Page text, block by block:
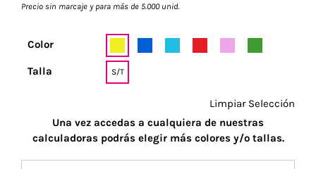
Precio sin marcaje y para más de 5.000 unid.
Color
Talla S/T
Limpiar Selección
Una vez accedas a cualquiera de nuestras
calculadoras podrás elegir más colores y/o tallas.